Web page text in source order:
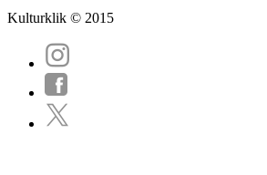
Kulturklik © 2015